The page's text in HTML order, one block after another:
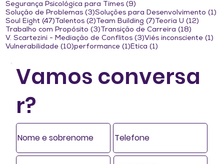
Segurança Psicológica para Times (9)
Solução de Problemas (3)3 posts
Soluções para Desenvolvimento (1)
Soul Eight (47) 47 posts
Talentos (2) 2 posts
Team Building (7) 7 posts
Teoria U (12)
Trabalho com Propósito (3) 3 posts
Transição de Carreira (18)
V. Scartezini - Mediação de Conflitos (3)3 posts
Viés inconsciente (1)
Vulnerabilidade (10)10 posts
performance (1)1 post
Ética (1)
Vamos conversa
r?